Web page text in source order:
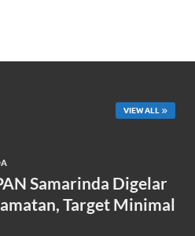
VIEW ALL
Samarinda Digelar
Target Minimal